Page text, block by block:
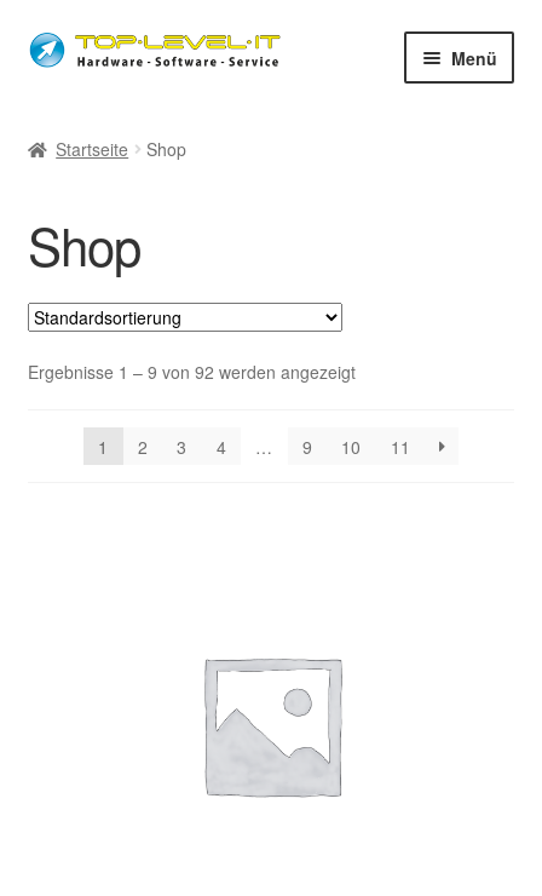
Zur
Navigation
Zum
Inhalt
Menü
News
Fernwartung
Öffnungszeiten
Impressum
Startseite Shop
Shop
Ergebnisse 1 – 9 von 92 werden angezeigt
1 2 3 4 … 9 10 11